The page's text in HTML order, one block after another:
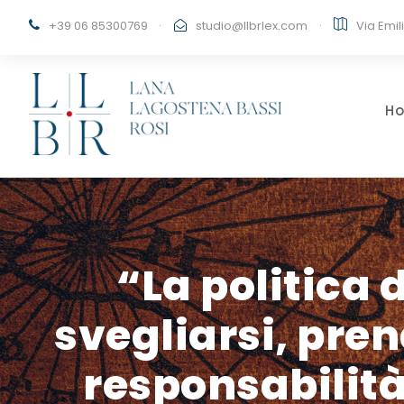
+39 06 85300769 · studio@llbrlex.com · Via
“La politica
svegliarsi,